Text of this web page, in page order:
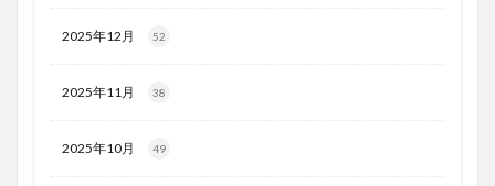
2025年12月 52
2025年11月 38
2025年10月 49